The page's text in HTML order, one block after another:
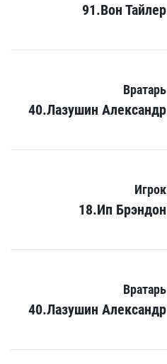
91.Вон Тайлер
Вратарь
40.Лазушин Александр
Игрок
18.Ип Брэндон
Вратарь
40.Лазушин Александр